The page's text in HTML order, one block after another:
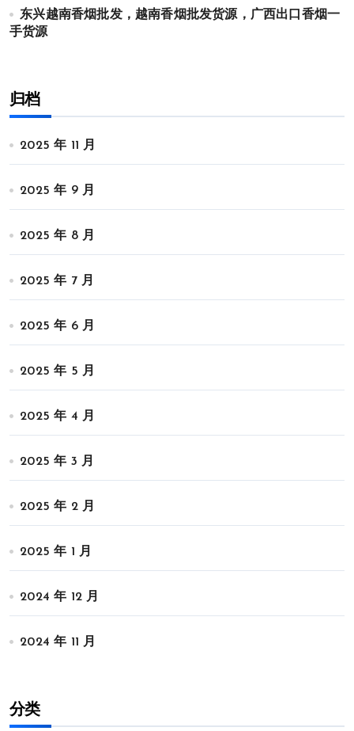
东兴越南香烟批发，越南香烟批发货源，广西出口香烟一
手货源
归档
2025 年 11 月
2025 年 9 月
2025 年 8 月
2025 年 7 月
2025 年 6 月
2025 年 5 月
2025 年 4 月
2025 年 3 月
2025 年 2 月
2025 年 1 月
2024 年 12 月
2024 年 11 月
分类